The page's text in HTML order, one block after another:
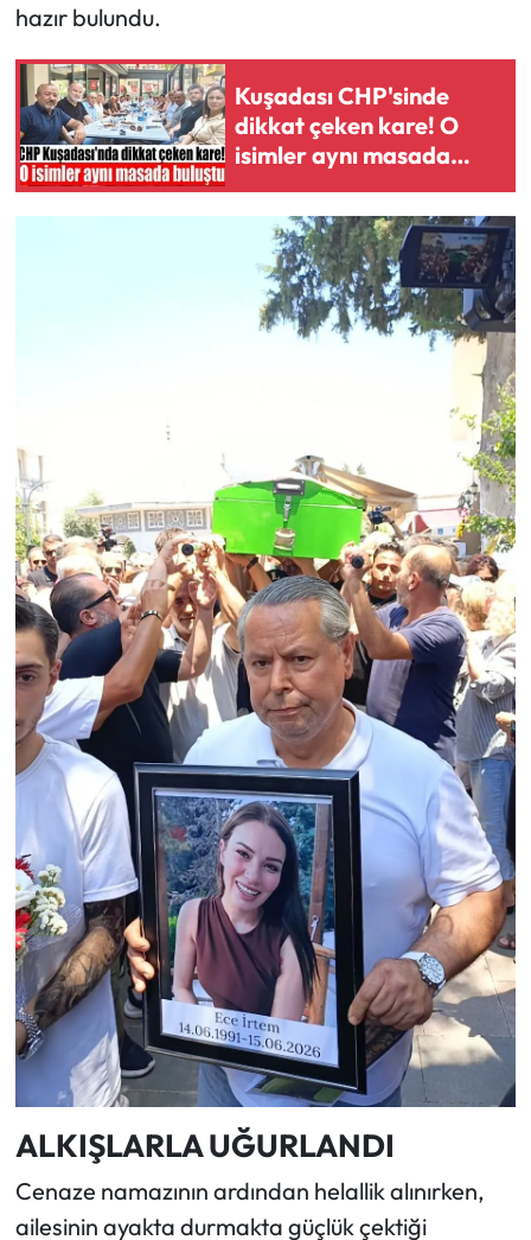
hazır bulundu.
Kuşadası CHP'sinde
dikkat çeken kare! O
isimler aynı masada
buluştu
ALKIŞLARLA UĞURLANDI
Cenaze namazının ardından helallik alınırken,
ailesinin ayakta durmakta güçlük çektiği